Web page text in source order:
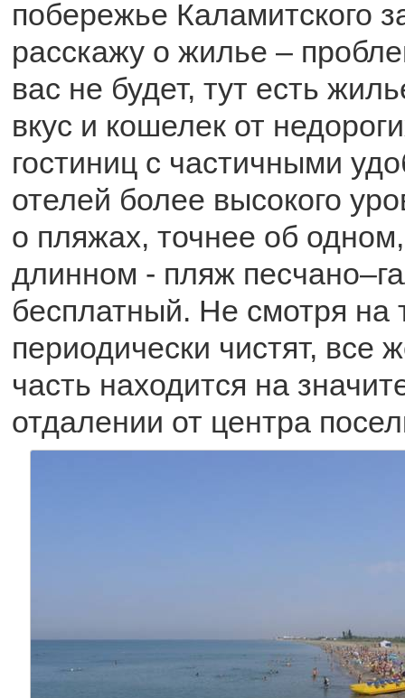
побережье Каламитского
расскажу о жилье –
вас не будет, тут есть
вкус и кошелек от
гостиниц с частичными
отелей более высокого
о пляжах, точнее об
длинном - пляж
бесплатный. Не смотря на
периодически чистят, все
часть находится на
отдалении от центра